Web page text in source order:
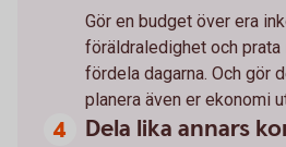
Gör en budget över era
föräldraledighet och prata
fördela dagarna. Och gör
planera även er ekonomi
Dela lika annars